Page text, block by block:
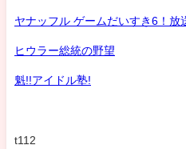
ヤナッフル ゲームだいすき6！放
ヒウラー総統の野望
魁!!アイドル塾!
t112